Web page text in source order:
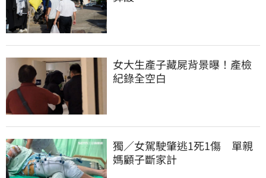
女大生產子藏屍背景曝！產檢
紀錄全空白
獨／女駕駛肇逃1死1傷　單親
媽顧子斷家計